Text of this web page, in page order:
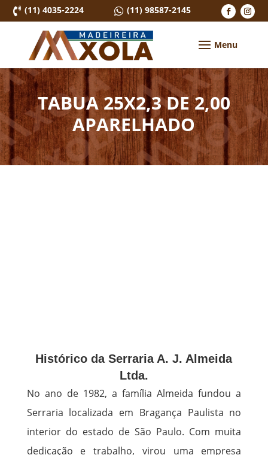
 (11) 4035-2224  (11) 98587-2145
TABUA 25X2,3 DE 2,00
APARELHADO
Histórico da Serraria A. J. Almeida
Ltda.
No ano de 1982, a família Almeida fundou a
Serraria localizada em Bragança Paulista no
interior do estado de São Paulo. Com muita
dedicação e trabalho, virou uma empresa